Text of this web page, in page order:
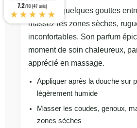
Chauffez quelques gouttes
massez les zones sèches,
inconfortables. Son parfum
moment de soin chaleureux,
apprécié en massage.
Appliquer après la douche sur
légèrement humide
Masser les coudes, genoux,
zones sèches
7.2/10 (47 avis)
★★★★★